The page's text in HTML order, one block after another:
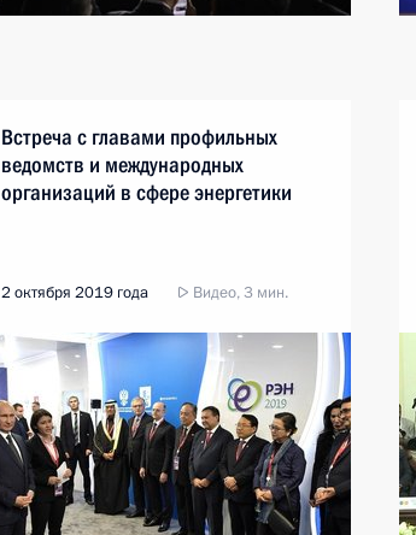
Встреча с главами профильных
ведомств и международных
организаций в сфере энергетики
2 октября 2019 года Видео, 3 мин.